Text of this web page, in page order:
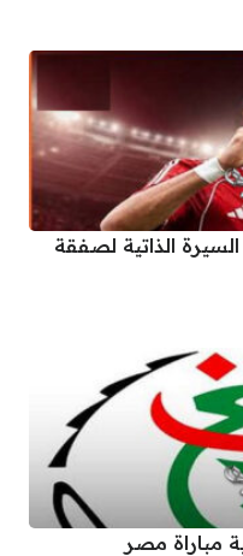
الذاتية لصفقة
مباراة مصر